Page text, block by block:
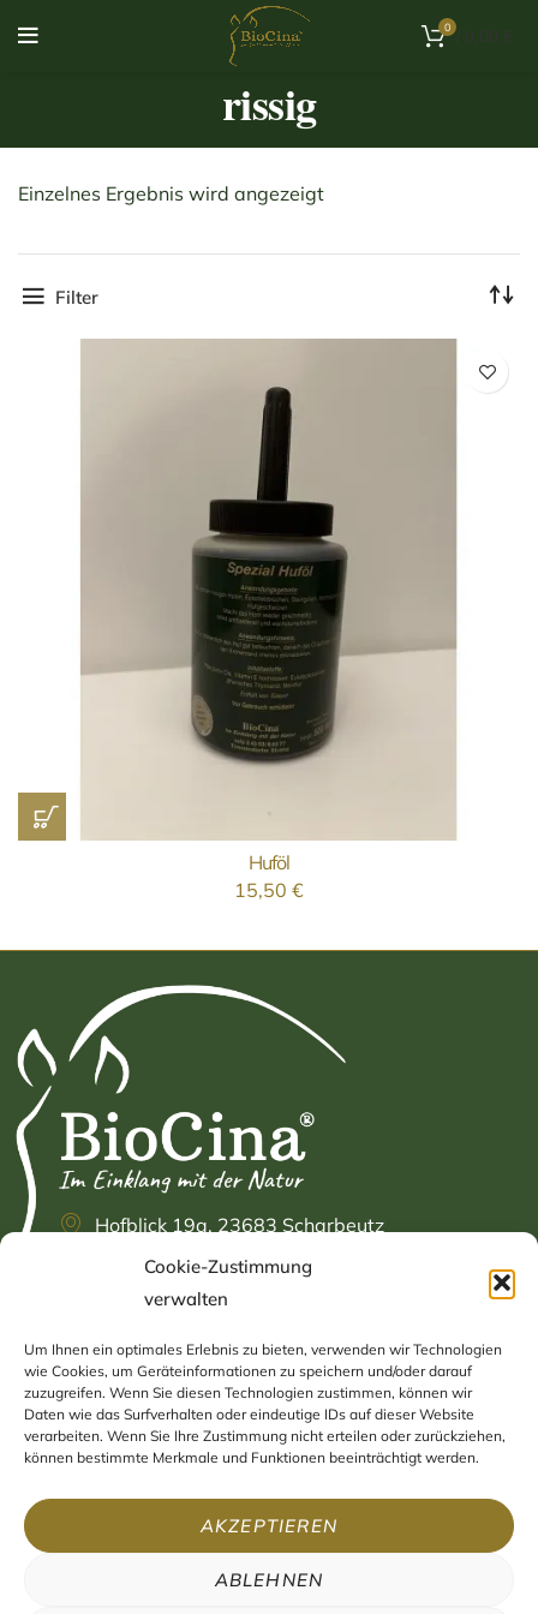
Cookie-Zustimmung
verwalten
Um Ihnen ein optimales Erlebnis zu bieten, verwenden wir Technologien
wie Cookies, um Geräteinformationen zu speichern und/oder darauf
zuzugreifen. Wenn Sie diesen Technologien zustimmen, können wir
Daten wie das Surfverhalten oder eindeutige IDs auf dieser Website
verarbeiten. Wenn Sie Ihre Zustimmung nicht erteilen oder zurückziehen,
können bestimmte Merkmale und Funktionen beeinträchtigt werden.
AKZEPTIEREN
ABLEHNEN
0 /
rissig
Einzelnes Ergebnis wird angezeigt
Filter
Huföl
15,50 €
Hofblick 19a, 23683 Scharbeutz
+49 (0) 4503 / 89 83 925
INFORMATIONEN
Impressum
Datenschutzerklärung
AGB
NAVIGATION
Home
Shop
Blog